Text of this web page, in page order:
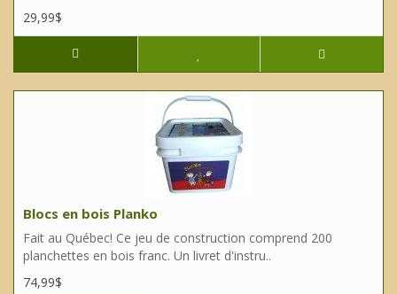
29,99$
Blocs en bois Planko
Fait au Québec! Ce jeu de construction comprend 200
planchettes en bois franc. Un livret d'instru..
74,99$